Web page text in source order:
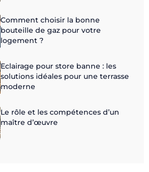
Comment choisir la bonne
bouteille de gaz pour votre
logement ?
Eclairage pour store banne : les
solutions idéales pour une terrasse
moderne
Le rôle et les compétences d’un
maître d’œuvre